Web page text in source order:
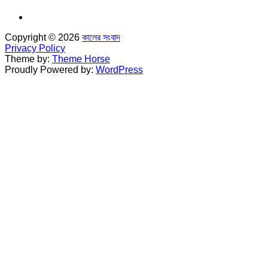
Copyright © 2026 কালের সংবাদ
Privacy Policy
Theme by: Theme Horse
Proudly Powered by: WordPress